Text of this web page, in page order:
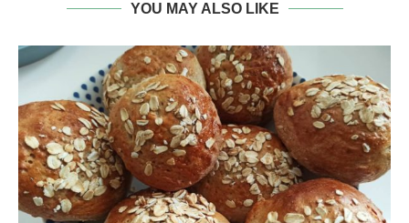
YOU MAY ALSO LIKE